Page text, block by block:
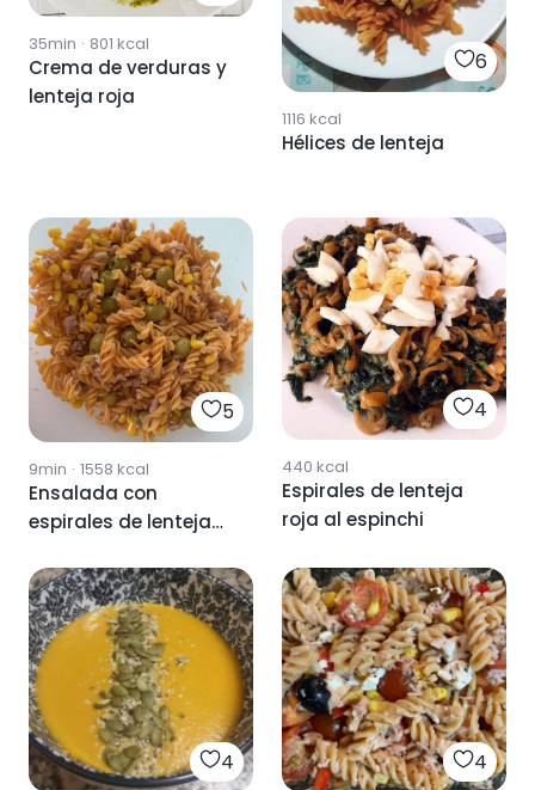
35min · 801 kcal
Crema de verduras y
lenteja roja
6
1116 kcal
Hélices de lenteja
5
9min · 1558 kcal
Ensalada con
espirales de lenteja
4
440 kcal
Espirales de lenteja
roja al espinchi
4 4